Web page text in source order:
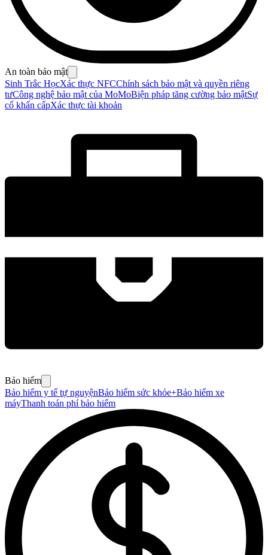
An toàn bảo mật
Sinh Trắc HọcXác thực NFCChính sách bảo mật và quyền riêng
tưCông nghệ bảo mật của MoMoBiện pháp tăng cường bảo mậtSự
cố khẩn cấpXác thực tài khoản
Bảo hiểm
Bảo hiểm y tế tự nguyệnBảo hiểm sức khỏe+Bảo hiểm xe
máyThanh toán phí bảo hiểm